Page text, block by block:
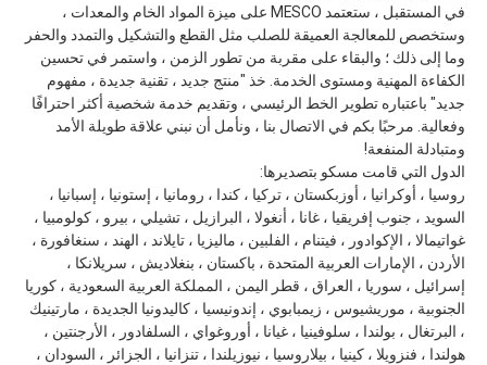
في المستقبل ، ستعتمد MESCO على ميزة المواد الخام والمعدات ،
وستخصص للمعالجة العميقة للصلب مثل القطع والتشكيل والتمدد والحفر
وما إلى ذلك ؛ والبقاء على مقربة من تطور الزمن ، واستمر في تحسين
الكفاءة المهنية ومستوى الخدمة. خذ "منتج جديد ، تقنية جديدة ، مفهوم
جديد" باعتباره تطوير الخط الرئيسي ، وتقديم خدمة شخصية أكثر احترافًا
وفعالية. مرحبًا بكم في الاتصال بنا ، ونأمل أن نبني علاقة طويلة الأمد
ومتبادلة المنفعة!
الدول التي قامت مسكو بتصديرها:
روسيا ، أوكرانيا ، أوزبكستان ، تركيا ، كندا ، رومانيا ، إستونيا ، إسبانيا ،
السويد ، جنوب إفريقيا ، غانا ، أنغولا ، البرازيل ، تشيلي ، بيرو ، كولومبيا ،
غواتيمالا ، الإكوادور ، فيتنام ، الفلبين ، ماليزيا ، تايلاند ، الهند ، سنغافورة ،
الأردن ، الإمارات العربية المتحدة ، باكستان ، بنغلاديش ، سريلانكا ،
إسرائيل ، سوريا ، العراق ، قطر اليمن ، المملكة العربية السعودية ، كوريا
الجنوبية ، موريشيوس ، زيمبابوي ، إندونيسيا ، كاليدونيا الجديدة ، مارتينيك
، البرتغال ، بولندا ، سلوفينيا ، غيانا ، أوروغواي ، السلفادور ، الأرجنتين ،
هولندا ، فنزويلا ، كينيا ، بيلاروسيا ، نيوزيلندا ، تنزانيا ، الجزائر ، السودان ،